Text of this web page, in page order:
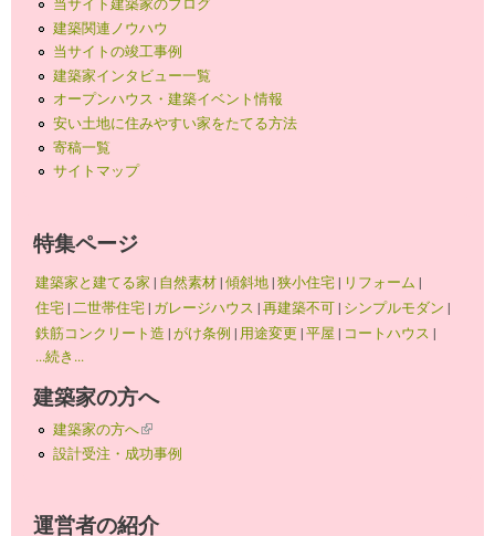
建築関連ノウハウ
当サイトの竣工事例
建築家インタビュー一覧
オープンハウス・建築イベント情報
安い土地に住みやすい家をたてる方法
寄稿一覧
サイトマップ
特集ページ
建築家と建てる家 | 自然素材|傾斜地|狭小住宅| リフォーム |
住宅| 二世帯住宅| ガレージハウス |再建築不可| シンプルモダン |
鉄筋コンクリート造 |がけ条例 | 用途変更 |平屋 | コートハウス |
...続き...
建築家の方へ
建築家の方へ(link is external)
設計受注・成功事例
運営者の紹介